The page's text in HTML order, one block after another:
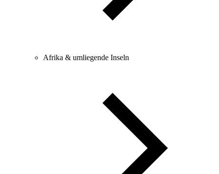
Afrika & umliegende Inseln